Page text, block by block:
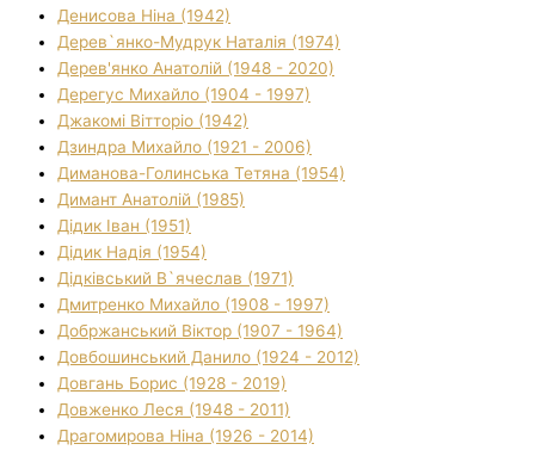
Денисова Ніна (1942)
Дерев`янко-Мудрук Наталія (1974)
Дерев'янко Анатолій (1948 - 2020)
Дерегус Михайло (1904 - 1997)
Джакомі Вітторіо (1942)
Дзиндра Михайло (1921 - 2006)
Диманова-Голинська Тетяна (1954)
Димант Анатолій (1985)
Дідик Іван (1951)
Дідик Надія (1954)
Дідківський В`ячеслав (1971)
Дмитренко Михайло (1908 - 1997)
Добржанський Віктор (1907 - 1964)
Довбошинський Данило (1924 - 2012)
Довгань Борис (1928 - 2019)
Довженко Леся (1948 - 2011)
Драгомирова Ніна (1926 - 2014)